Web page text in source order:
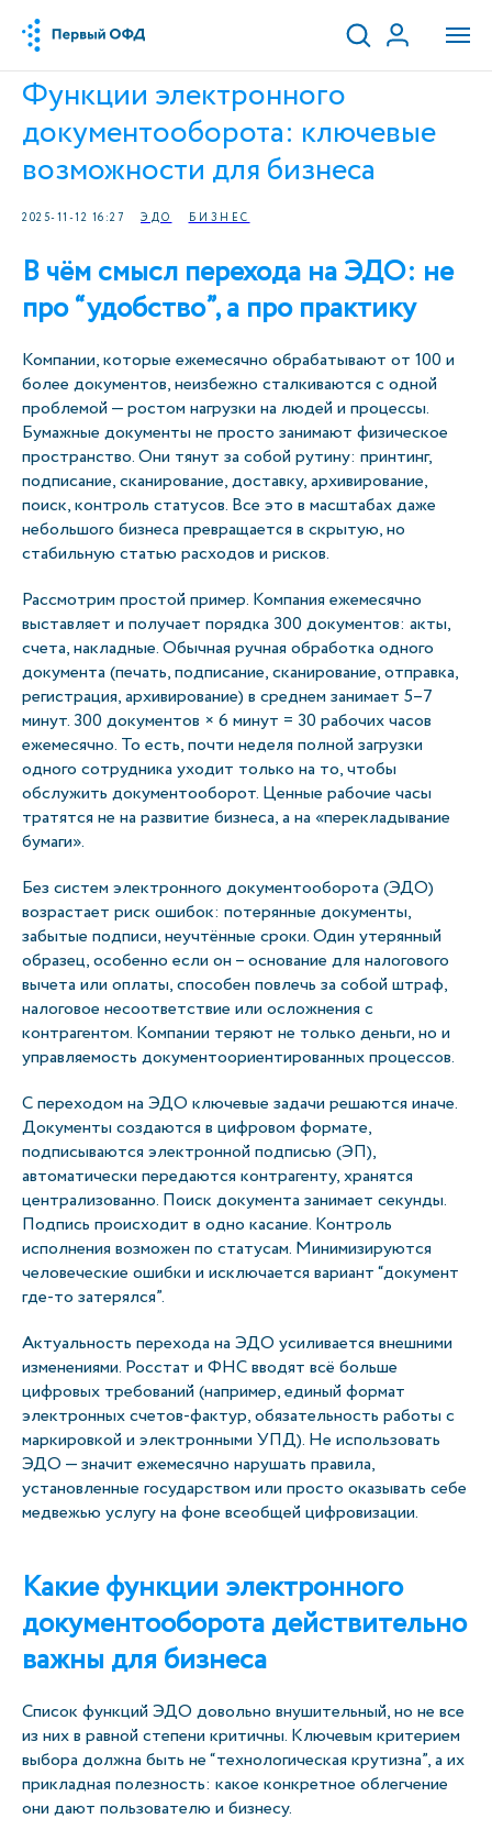
Функции электронного
документооборота: ключевые
возможности для бизнеса
2025-11-12 16:27 ЭДО БИЗНЕС
В чём смысл перехода на ЭДО: не
про “удобство”, а про практику
Компании, которые ежемесячно обрабатывают от 100 и
более документов, неизбежно сталкиваются с одной
проблемой — ростом нагрузки на людей и процессы.
Бумажные документы не просто занимают физическое
пространство. Они тянут за собой рутину: принтинг,
подписание, сканирование, доставку, архивирование,
поиск, контроль статусов. Все это в масштабах даже
небольшого бизнеса превращается в скрытую, но
стабильную статью расходов и рисков.
Рассмотрим простой пример. Компания ежемесячно
выставляет и получает порядка 300 документов: акты,
счета, накладные. Обычная ручная обработка одного
документа (печать, подписание, сканирование, отправка,
регистрация, архивирование) в среднем занимает 5–7
минут. 300 документов × 6 минут = 30 рабочих часов
ежемесячно. То есть, почти неделя полной загрузки
одного сотрудника уходит только на то, чтобы
обслужить документооборот. Ценные рабочие часы
тратятся не на развитие бизнеса, а на «перекладывание
бумаги».
Без систем электронного документооборота (ЭДО)
возрастает риск ошибок: потерянные документы,
забытые подписи, неучтённые сроки. Один утерянный
образец, особенно если он – основание для налогового
вычета или оплаты, способен повлечь за собой штраф,
налоговое несоответствие или осложнения с
контрагентом. Компании теряют не только деньги, но и
управляемость документоориентированных процессов.
С переходом на ЭДО ключевые задачи решаются иначе.
Документы создаются в цифровом формате,
подписываются электронной подписью (ЭП),
автоматически передаются контрагенту, хранятся
централизованно. Поиск документа занимает секунды.
Подпись происходит в одно касание. Контроль
исполнения возможен по статусам. Минимизируются
человеческие ошибки и исключается вариант “документ
где-то затерялся”.
Актуальность перехода на ЭДО усиливается внешними
изменениями. Росстат и ФНС вводят всё больше
цифровых требований (например, единый формат
электронных счетов-фактур, обязательность работы с
маркировкой и электронными УПД). Не использовать
ЭДО — значит ежемесячно нарушать правила,
установленные государством или просто оказывать себе
медвежью услугу на фоне всеобщей цифровизации.
Какие функции электронного
документооборота действительно
важны для бизнеса
Список функций ЭДО довольно внушительный, но не все
из них в равной степени критичны. Ключевым критерием
выбора должна быть не “технологическая крутизна”, а их
прикладная полезность: какое конкретное облегчение
они дают пользователю и бизнесу.